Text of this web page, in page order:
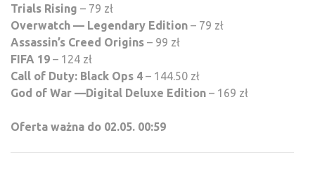
Trials Rising – 79 zł
Overwatch — Legendary Edition – 79 zł
Assassin’s Creed Origins – 99 zł
FIFA 19 – 124 zł
Call of Duty: Black Ops 4 – 144.50 zł
God of War —Digital Deluxe Edition – 169 zł
Oferta ważna do 02.05. 00:59